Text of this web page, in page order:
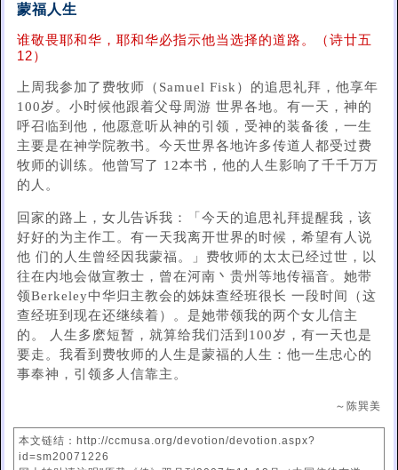
蒙福人生
谁敬畏耶和华，耶和华必指示他当选择的道路。（诗廿五
12）
上周我参加了费牧师（Samuel Fisk）的追思礼拜，他享年
100岁。小时候他跟着父母周游 世界各地。有一天，神的
呼召临到他，他愿意听从神的引领，受神的装备後，一生
主要是在神学院教书。今天世界各地许多传道人都受过费
牧师的训练。他曾写了 12本书，他的人生影响了千千万万
的人。
回家的路上，女儿告诉我：「今天的追思礼拜提醒我，该
好好的为主作工。有一天我离开世界的时候，希望有人说
他 们的人生曾经因我蒙福。」费牧师的太太已经过世，以
往在内地会做宣教士，曾在河南丶贵州等地传福音。她带
领Berkeley中华归主教会的姊妹查经班很长 一段时间（这
查经班到现在还继续着）。是她带领我的两个女儿信主
的。 人生多麽短暂，就算给我们活到100岁，有一天也是
要走。我看到费牧师的人生是蒙福的人生：他一生忠心的
事奉神，引领多人信靠主。
～陈巽美
本文链结：http://ccmusa.org/devotion/devotion.aspx?
id=sm20071226